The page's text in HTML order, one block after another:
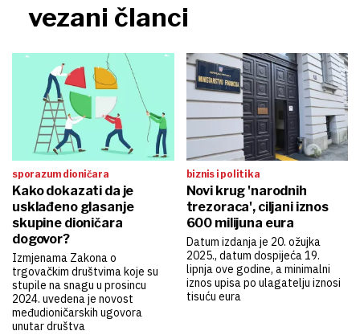
vezani članci
sporazum dioničara
Kako dokazati da je
usklađeno glasanje
skupine dioničara
dogovor?
Izmjenama Zakona o
trgovačkim društvima koje su
stupile na snagu u prosincu
2024. uvedena je novost
međudioničarskih ugovora
unutar društva
biznis i politika
Novi krug 'narodnih
trezoraca', ciljani iznos
600 milijuna eura
Datum izdanja je 20. ožujka
2025., datum dospijeća 19.
lipnja ove godine, a minimalni
iznos upisa po ulagatelju iznosi
tisuću eura